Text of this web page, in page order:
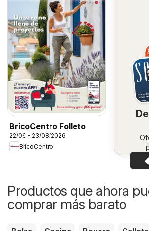
BricoCentro Folleto
22/06 - 23/08/2026
BricoCentro
Productos que ahora
comprar más barato